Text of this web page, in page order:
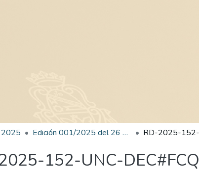
2025 Edición 001/2025 del 26 de mayo de 2025
152-UNC-DEC#FCQ